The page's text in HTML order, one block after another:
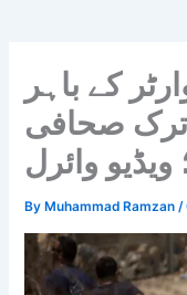
کے باہر
کوریج؛ 2 ترک صحافی
ویڈیو وائرل
By Muhammad Ramzan/